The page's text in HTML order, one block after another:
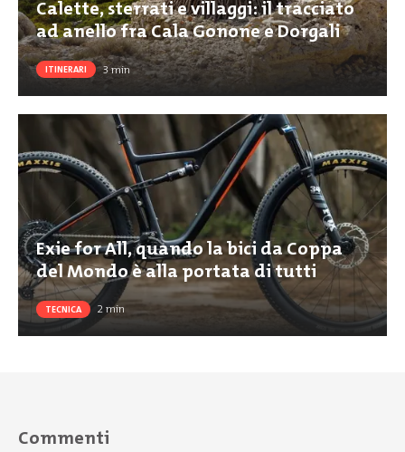
Calette, sterrati e villaggi: il tracciato
ad anello fra Cala Gonone e Dorgali
ITINERARI 3min
Exie for All, quando la bici da Coppa
del Mondo è alla portata di tutti
TECNICA 2min
Commenti